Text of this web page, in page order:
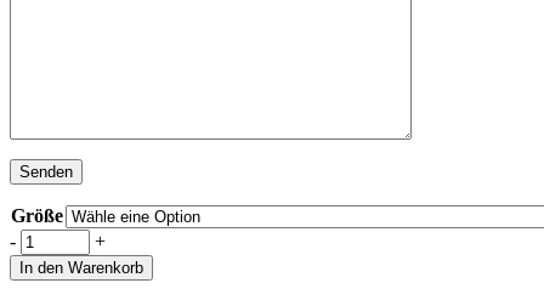
Größe
-
+
In den Warenkorb